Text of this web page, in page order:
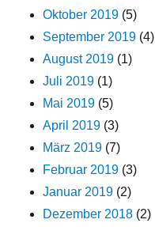
Oktober 2019 (5)
September 2019 (4)
August 2019 (1)
Juli 2019 (1)
Mai 2019 (5)
April 2019 (3)
März 2019 (7)
Februar 2019 (3)
Januar 2019 (2)
Dezember 2018 (2)